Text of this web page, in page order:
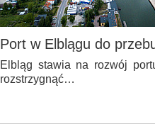
Port w Elblągu do
Elbląg stawia na rozwój
rozstrzygnąć…